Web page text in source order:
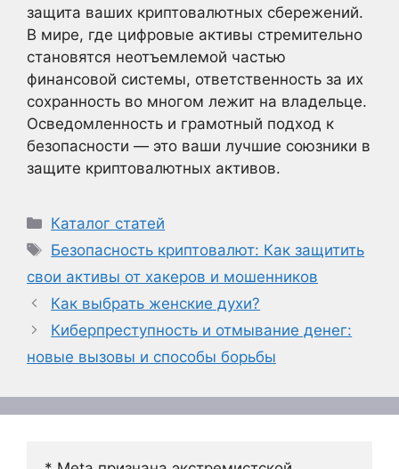
защита ваших криптовалютных сбережений.
В мире, где цифровые активы стремительно
становятся неотъемлемой частью
финансовой системы, ответственность за их
сохранность во многом лежит на владельце.
Осведомленность и грамотный подход к
безопасности — это ваши лучшие союзники в
защите криптовалютных активов.
Рубрики
Каталог статей
Метки
Безопасность криптовалют: Как защитить
свои активы от хакеров и мошенников
Как выбрать женские духи?
Киберпреступность и отмывание денег:
новые вызовы и способы борьбы